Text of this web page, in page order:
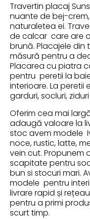
Travertin placaj
nuante de bej-
naturaletea ei.
de calcar care are
brună. Placajele din
măsură pentru a
Placarea cu piatra
pentru peretii la
interioare. La peretii
garduri, socluri,
Oferim cea mai
adaugă valoare la
stoc avem modele
noce, rustic, latte,
vein cut.
scapitate pentru
bun si stocuri mari.
modele pentru
livrare rapid și
pentru a primi
scurt timp.